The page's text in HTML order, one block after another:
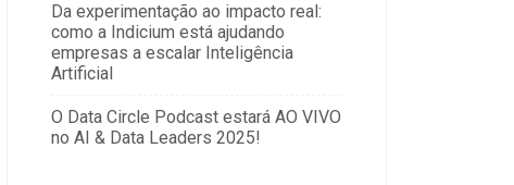
Da experimentação ao impacto real:
como a Indicium está ajudando
empresas a escalar Inteligência
Artificial
O Data Circle Podcast estará AO VIVO
no AI & Data Leaders 2025!